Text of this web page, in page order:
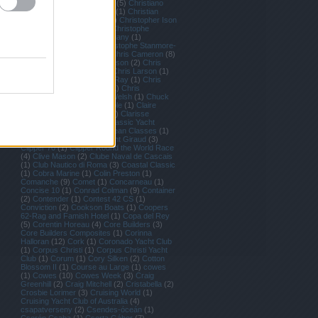
Wasson
(5) Christiano
Ronaldo
(1) Christian
) Christopher Ison
Christophe
Christophe Jouany (1)
Christophe Stanmore-
Chris Cameron (8)
Chris Dickson (2) Chris
Chris Larson (1)
Chris Ray (1) Chris
1) Chris
Chris Welsh (1) Chuck
Circolo Vela Torbole (1) Claire
) Clarisse
Classic Yacht
Clean Classes (1)
Clément Giraud (3)
Clipper 70 (1) Clipper Round the World Race
(4) Clive Mason (2) Clube Naval de Cascais
(1) Club Nautico di Roma (3) Coastal Classic
(1) Cobra Marine (1) Colin Preston (1)
Comanche (9) Comet (1) Concarneau (1)
Concise 10 (1) Conrad Colman (9) Container
(2) Contender (1) Contest 42 CS (1)
Conviction (2) Cookson Boats (1) Coopers
62-Rag and Famish Hotel (1) Copa del Rey
(5) Corentin Horeau (4) Core Builders (3)
Core Builders Composites (1) Corinna
Halloran (12) Cork (1) Coronado Yacht Club
(1) Corpus Christi (1) Corpus Christi Yacht
Club (1) Corum (1) Cory Silken (2) Cotton
Blossom II
(1) Course au Large (1) cowes
(1) Cowes (10) Cowes Week (3) Craig
Greenhill
(2) Craig Mitchell (2) Cristabella (2)
Crosbie Lorimer (3) Cruising World (1)
Cruising Yacht Club of Australia (4)
csapatverseny (2) Csendes-óceán (1)